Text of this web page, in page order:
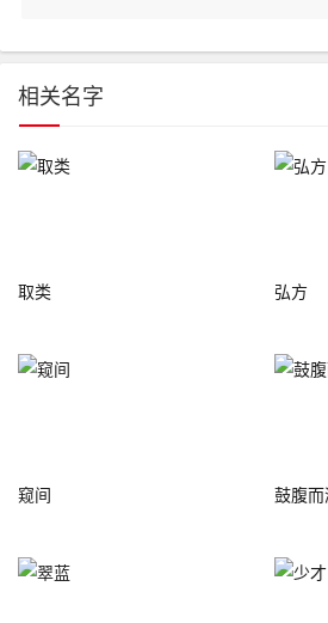
相关名字
取类 弘方
窥间 鼓腹